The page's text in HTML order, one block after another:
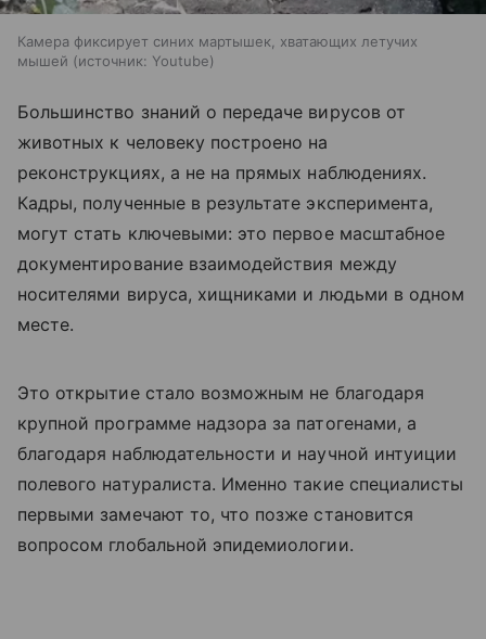
Камера фиксирует синих мартышек, хватающих летучих
мышей
источник: Youtube
Большинство знаний о передаче вирусов от
животных к человеку построено на
реконструкциях, а не на прямых наблюдениях.
Кадры, полученные в результате эксперимента,
могут стать ключевыми: это первое масштабное
документирование взаимодействия между
носителями вируса, хищниками и людьми в одном
месте.
Это открытие стало возможным не благодаря
крупной программе надзора за патогенами, а
благодаря наблюдательности и научной интуиции
полевого натуралиста. Именно такие специалисты
первыми замечают то, что позже становится
вопросом глобальной эпидемиологии.